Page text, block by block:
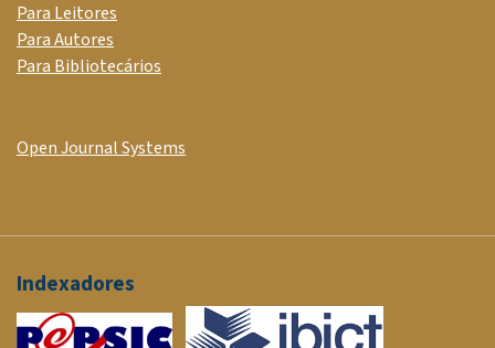
Para Leitores
Para Autores
Para Bibliotecários
Open Journal Systems
Indexadores